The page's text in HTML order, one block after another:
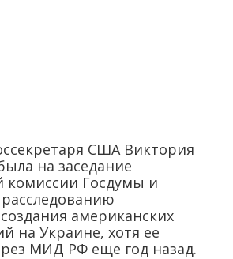
США Виктория
на заседание
комиссии Госдумы и
американских
на Украине, хотя ее
МИД РФ еще год назад.